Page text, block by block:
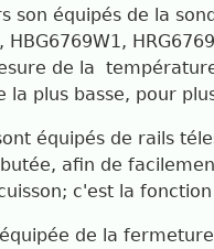
son équipés de la
HBG6769W1,
de la
la plus basse, pour
équipés de rails
afin de
c'est la
de la